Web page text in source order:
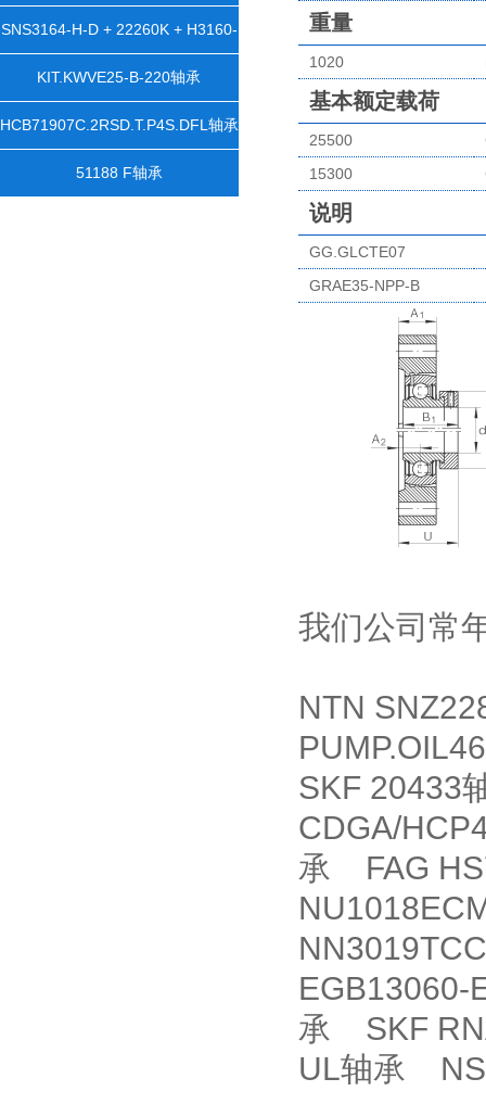
SNS3164-H-D + 22260K + H3160-
HGX1100 + 2 NFR540/28 +
NTS64X1100 + NDK64轴承
KIT.KWVE25-B-220轴承
HCB71907C.2RSD.T.P4S.DFL轴承
51188 F轴承
重量
1020
基本额定载荷
25500
15300
说明
GG.GLCTE07
GRAE35-NPP-B
我们公司常
NTN
SKF 20433
CDGA/
承 FAG
承 SKF
UL轴承